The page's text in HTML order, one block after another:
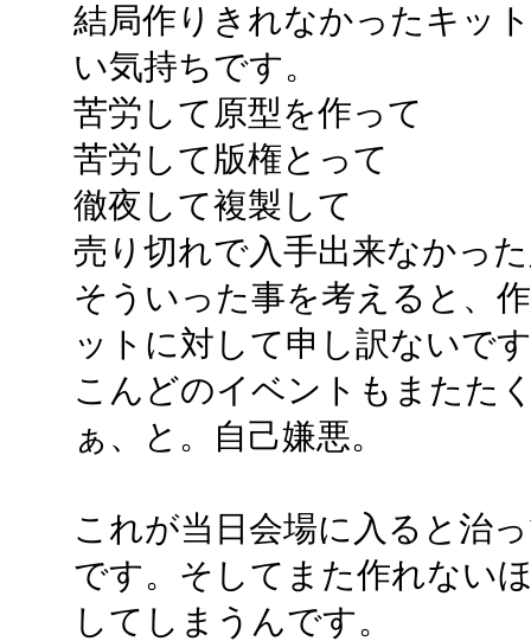
結局作りきれなかったキッ
い気持ちです。
苦労して原型を作って
苦労して版権とって
徹夜して複製して
売り切れで入手出来なかっ
そういった事を考えると、
ットに対して申し訳ないで
こんどのイベントもまたた
ぁ、と。自己嫌悪。
これが当日会場に入ると治
です。そしてまた作れない
してしまうんです。